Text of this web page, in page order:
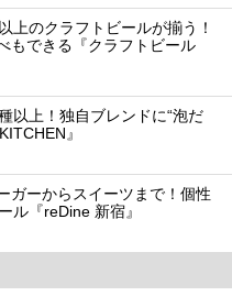
上のクラフトビールが揃う！
もできる『クラフトビール
以上！独自ブレンドに“泡だ
』
ガーからスイーツまで！個性
ル『reDine 新宿』